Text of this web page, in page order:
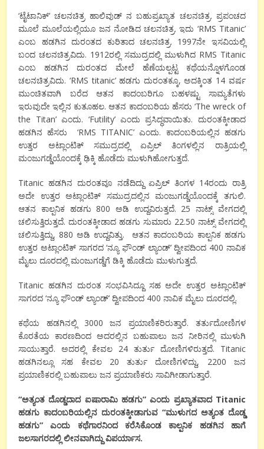
‘ಟೈಟಾನಿಕ್’ ಚಲನಚಿತ್ರ ಹಾಲಿವುಡ್ ನ ಬಹುಪ್ರಖ್ಯಾತ ಚಲನಚಿತ್ರ. ಪ್ರಪಂಚದ
ಮೂಲೆ ಮೂಲೆಯಲ್ಲಿಯೂ ಜನ ನೋಡಿದ ಚಲನಚಿತ್ರ. ಇದು ‘RMS Titanic’
ಎಂಬ ಹಡಗಿನ ದುರಂತದ ಕುರಿತಾದ ಚಲನಚಿತ್ರ. 1997ನೇ ಇಸವಿಯಲ್ಲಿ
ಬಂದ ಚಲನಚಿತ್ರವಿದು. 1912ರಲ್ಲಿ ಸಮುದ್ರದಲ್ಲಿ ಮುಳುಗಿದ RMS Titanic
ಎಂಬ ಹಡಗಿನ ದುರಂತದ ಮೇಲೆ ಹೆಣೆಯಲ್ಪಟ್ಟ ಕಥೆಯನ್ನೊಳಗೊಂಡ
ಚಲನಚಿತ್ರವಿದು. ‘RMS titanic’ ಹಡಗು ದುರಂತಕ್ಕೂ, ಅದಕ್ಕಿಂತ 14 ವರ್ಷ
ಮುಂಚಿತವಾಗಿ ಬರೆದ ಆತನ ಕಾದಂಬರಿಗೂ ಬಹಳಷ್ಟು ಸಾಮ್ಯತೆಗಳು
ಇರುವುದೇ ಇಲ್ಲಿನ ಕುತೂಹಲ. ಆತನ ಕಾದಂಬರಿಯ ಹೆಸರು ‘The wreck of
the Titan’ ಎಂದು. ‘Futility’ ಎಂದು ಪ್ರಸಿದ್ಧವಾಯಿತು. ದುರಂತಕ್ಕೀಡಾದ
ಹಡಗಿನ ಹೆಸರು ‘RMS TITANIC’ ಎಂದು. ಕಾದಂಬರಿಯಲ್ಲಿನ ಹಡಗು
ಉತ್ತರ ಅಟ್ಲಾಂಟಿಕ್ ಸಮುದ್ರದಲ್ಲಿ ಏಪ್ರಿಲ್‌ ತಿಂಗಳಲ್ಲಿನ ರಾತ್ರಿಯಲ್ಲಿ
ಮಂಜುಗಡ್ಡೆಯೊಂದಕ್ಕೆ ಢಿಕ್ಕಿ ಹೊಡೆದು ಮುಳುಗಿಹೋಗುತ್ತದೆ.
Titanic ಹಡಗಿನ ದುರಂತವೂ ನಡೆದಿದ್ದು ಏಪ್ರಿಲ್‌ ತಿಂಗಳ 14ರಂದು ರಾತ್ರಿ
ಅದೇ ಉತ್ತರ ಅಟ್ಲಾಂಟಿಕ್ ಸಮುದ್ರದಲ್ಲಿನ ಮಂಜುಗಡ್ಡೆಯೊಂದಕ್ಕೆ ತಗುಲಿ.
ಆತನ ಕಾಲ್ಪನಿಕ ಹಡಗು 800 ಅಡಿ ಉದ್ದವಿರುತ್ತದೆ. 25 ನಾಟ್ಸ್ ವೇಗದಲ್ಲಿ
ಚಲಿಸುತ್ತಿರುತ್ತದೆ. ದುರಂತಕ್ಕೀಡಾದ ಹಡಗು ಸುಮಾರು 22.50 ನಾಟ್ಸ್ ವೇಗದಲ್ಲಿ
ಚಲಿಸುತ್ತಿದ್ದು, 880 ಅಡಿ ಉದ್ದವಿತ್ತು. ಆತನ ಕಾದಂಬರಿಯ ಕಾಲ್ಪನಿಕ ಹಡಗು
ಉತ್ತರ ಅಟ್ಲಾಂಟಿಕ್ ಸಾಗರದ ‘ನ್ಯೂ ಫೌಂಡ್ ಲ್ಯಾಂಡ್’ ದ್ವೀಪದಿಂದ 400 ನಾವಿಕ
ಮೈಲು ದೂರದಲ್ಲಿ ಮಂಜುಗಡ್ಡೆಗೆ ಡಿಕ್ಕಿ ಹೊಡೆದು ಮುಳುಗುತ್ತದೆ.
Titanic ಹಡಗಿನ ದುರಂತ ಸಂಭವಿಸಿದ್ದೂ ಸಹ ಅದೇ ಉತ್ತರ ಅಟ್ಲಾಂಟಿಕ್
ಸಾಗರದ ‘ನ್ಯೂ ಫೌಂಡ್ ಲ್ಯಾಂಡ್’ ದ್ವೀಪದಿಂದ 400 ನಾವಿಕ ಮೈಲು ದೂರದಲ್ಲಿ.
ಕಥೆಯ ಹಡಗಿನಲ್ಲಿ 3000 ಜನ ಪ್ರಯಾಣಿಕರಿರುತ್ತಾರೆ. ತರ್ತುದೋಣಿಗಳ
ಕೊರತೆಯ ಕಾರಣದಿಂದ ಅದರಲ್ಲಿನ ಬಹುಪಾಲು ಜನ ನೀರಿನಲ್ಲಿ ಮುಳುಗಿ
ಸಾಯುತ್ತಾರೆ. ಅದರಲ್ಲಿ ಕೇವಲ 24 ತುರ್ತು ದೋಣಿಗಳಿರುತ್ತದೆ. Titanic
ಹಡಗಿನಲ್ಲೂ ಸಹ ಕೇವಲ 20 ತುರ್ತು ದೋಣಿಗಳಿದ್ದು, 2200 ಜನ
ಪ್ರಯಾಣಿಕರಲ್ಲಿ ಬಹುಪಾಲು ಜನ ಪ್ರಯಾಣಿಕರು ಸಾವಿಗೀಡಾಗುತ್ತಾರೆ.
“ಅತ್ಯಂತ ದೊಡ್ಡದಾದ ಐಷಾರಾಮಿ ಹಡಗು”ಎಂದು ಪ್ರಖ್ಯಾತವಾದTitanic
ಹಡಗು ಕಾದಂಬರಿಯಲ್ಲಿನ ದುರಂತಕ್ಕೀಡಾಗುವ “ಮುಳುಗದ ಅತ್ಯಂತ ದೊಡ್ಡ
ಹಡಗು”ಎಂದು ಕಥೆಗಾರನಿಂದ ಕರೆಸಿಕೊಂಡ ಕಾಲ್ಪನಿಕ ಹಡಗಿನ
ಹಾಗೆ
ಜಲಸಾಗರದಲ್ಲಿ ಲೀನವಾಗಿದ್ದು ವಿಪರ್ಯಾಸ.